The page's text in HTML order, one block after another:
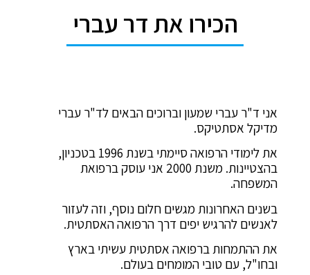
הכירו את דר עברי
אני ד"ר עברי שמעון וברוכים הבאים לד"ר עברי
מדיקל אסתטיקס.
את לימודי הרפואה סיימתי בשנת 1996 בטכניון,
בהצטיינות. משנת 2000 אני עוסק ברפואת
המשפחה.
בשנים האחרונות מגשים חלום נוסף, וזה לעזור
לאנשים להרגיש יפים דרך הרפואה האסתטית.
את ההתמחות ברפואה אסתטית עשיתי בארץ
ובחו"ל, עם טובי המומחים בעולם.